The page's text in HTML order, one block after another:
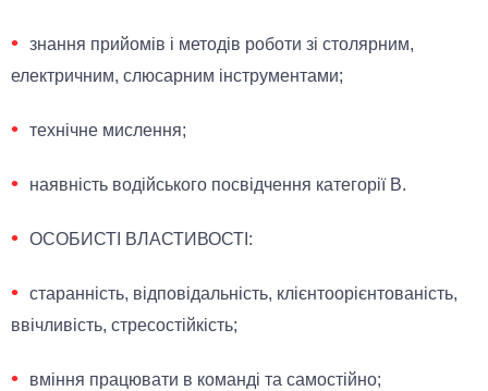
знання прийомів і методів роботи зі столярним,
електричним, слюсарним інструментами;
технічне мислення;
наявність водійського посвідчення категорії В.
ОСОБИСТІ ВЛАСТИВОСТІ:
старанність, відповідальність, клієнтоорієнтованість,
ввічливість, стресостійкість;
вміння працювати в команді та самостійно;